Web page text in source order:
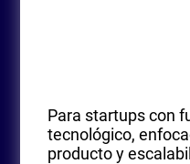
Para startups con
tecnológico,
producto y